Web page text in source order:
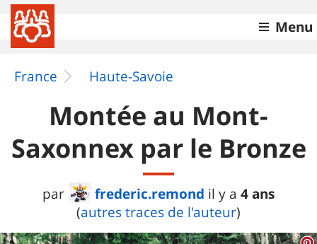
Menu
France Haute-Savoie
Montée au Mont-
Saxonnex par le Bronze
par frederic.remond il y a 4 ans
(autres traces de l'auteur)